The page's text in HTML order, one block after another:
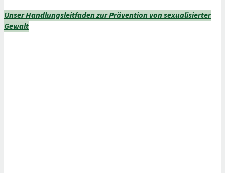
Unser Handlungsleitfaden zur Prävention von sexualisierter
Gewalt